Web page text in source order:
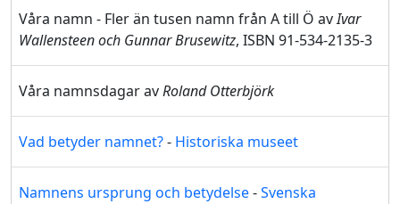
Våra namn - Fler än tusen namn från A till Ö avIvar
Wallensteen och Gunnar Brusewitz, ISBN 91-534-2135-3
Våra namnsdagar avRoland Otterbjörk
Vad betyder namnet?- Historiska museet
Namnens ursprung och betydelse-Svenska